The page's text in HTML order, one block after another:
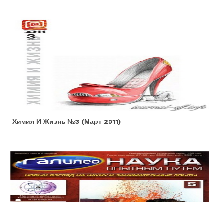
Химия И Жизнь №3 (март 2011)